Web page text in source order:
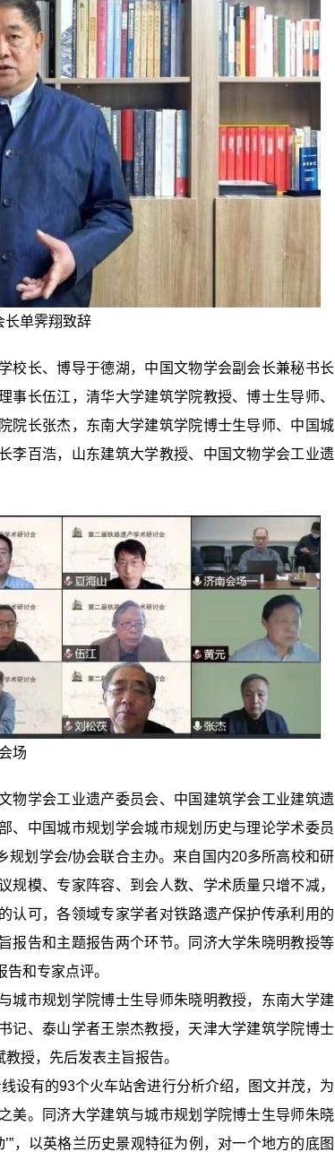
长单霁翔致辞
校长、博导于德湖，中国文物学会副会长兼秘书长
长伍江，清华大学建筑学院教授、博士生导师、
院长张杰，东南大学建筑学院博士生导师、中国城
李百浩，山东建筑大学教授、中国文物学会工业遗
场
物学会工业遗产委员会、中国建筑学会工业建筑遗
、中国城市规划学会城市规划历史与理论学术委员
规划学会/协会联合主办。来自国内20多所高校和研
模、专家阵容、到会人数、学术质量只增不减，
认可，各领域专家学者对铁路遗产保护传承利用的
报告和主题报告两个环节。同济大学朱晓明教授等
和专家点评。
城市规划学院博士生导师朱晓明教授，东南大学建
记、泰山学者王崇杰教授，天津大学建筑学院博士
授，先后发表主旨报告。
设有的93个火车站舍进行分析介绍，图文并茂，为
美。同济大学建筑与城市规划学院博士生导师朱晓
，以英格兰历史景观特征为例，对一个地方的底图